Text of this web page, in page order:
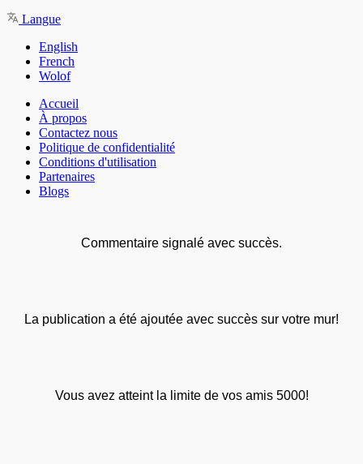
Langue
English
French
Wolof
Accueil
À propos
Contactez nous
Politique de confidentialité
Conditions d'utilisation
Partenaires
Blogs
Commentaire signalé avec succès.
La publication a été ajoutée avec succès sur votre mur!
Vous avez atteint la limite de vos amis 5000!